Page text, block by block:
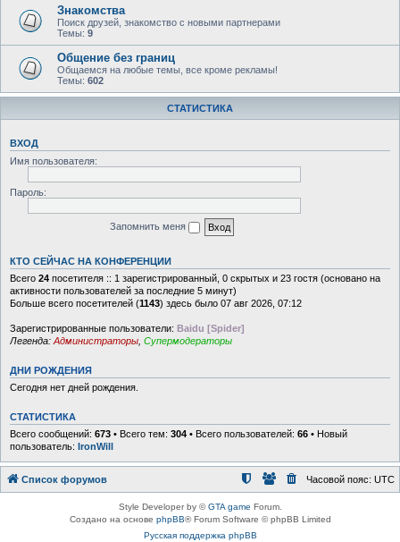
Знакомства
Поиск друзей, знакомство с новыми партнерами
Темы: 9
Общение без границ
Общаемся на любые темы, все кроме рекламы!
Темы: 602
СТАТИСТИКА
ВХОД
Имя пользователя:
Пароль:
Запомнить меня
КТО СЕЙЧАС НА КОНФЕРЕНЦИИ
Всего 24 посетителя :: 1 зарегистрированный, 0 скрытых и 23 гостя (основано на
активности пользователей за последние 5 минут)
Больше всего посетителей (1143) здесь было 07 авг 2026, 07:12
Зарегистрированные пользователи: Baidu [Spider]
Легенда: Администраторы Супермодераторы
ДНИ РОЖДЕНИЯ
Сегодня нет дней рождения.
СТАТИСТИКА
Всего сообщений: 673 • Всего тем: 304 • Всего пользователей: 66 • Новый
пользователь: IronWill
Список форумов Часовой пояс: UTC
Style Developer by ©GTA game Forum.
Создано на основе phpBB® Forum Software © phpBB Limited
Русская поддержка phpBB